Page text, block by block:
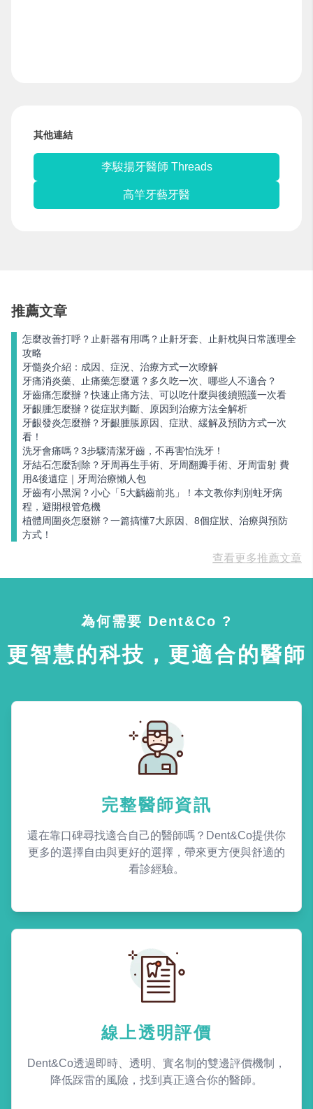
其他連結
李駿揚牙醫師 Threads
高竿牙藝牙醫
推薦文章
怎麼改善打呼？止鼾器有用嗎？止鼾牙套、止鼾枕與日常護理全
攻略
牙髓炎介紹：成因、症況、治療方式一次瞭解
牙痛消炎藥、止痛藥怎麼選？多久吃一次、哪些人不適合？
牙齒痛怎麼辦？快速止痛方法、可以吃什麼與後續照護一次看
牙齦腫怎麼辦？從症狀判斷、原因到治療方法全解析
牙齦發炎怎麼辦？牙齦腫脹原因、症狀、緩解及預防方式一次
看！
洗牙會痛嗎？3步驟清潔牙齒，不再害怕洗牙！
牙結石怎麼刮除？牙周再生手術、牙周翻瓣手術、牙周雷射 費
用&後遺症｜牙周治療懶人包
牙齒有小黑洞？小心「5大齲齒前兆」！本文教你判別蛀牙病
程，避開根管危機
植體周圍炎怎麼辦？一篇搞懂7大原因、8個症狀、治療與預防
方式！
查看更多推薦文章
為何需要 Dent&Co ?
更智慧的科技，更適合的醫師
完整醫師資訊
還在靠口碑尋找適合自己的醫師嗎？Dent&Co提供你
更多的選擇自由與更好的選擇，帶來更方便與舒適的
看診經驗。
線上透明評價
Dent&Co透過即時、透明、實名制的雙邊評價機制，
降低踩雷的風險，找到真正適合你的醫師。